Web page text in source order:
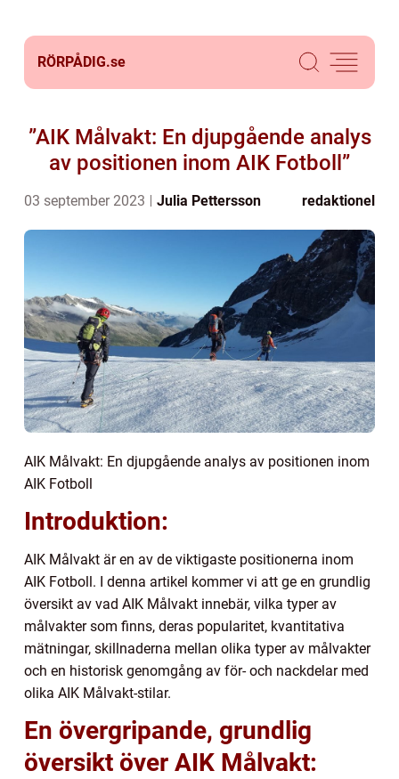
RÖRPÅDIG.se
”AIK Målvakt: En djupgående analys
av positionen inom AIK Fotboll”
03 september 2023 Julia Pettersson redaktionel
AIK Målvakt: En djupgående analys av positionen inom
AIK Fotboll
Introduktion:
AIK Målvakt är en av de viktigaste positionerna inom
AIK Fotboll. I denna artikel kommer vi att ge en grundlig
översikt av vad AIK Målvakt innebär, vilka typer av
målvakter som finns, deras popularitet, kvantitativa
mätningar, skillnaderna mellan olika typer av målvakter
och en historisk genomgång av för- och nackdelar med
olika AIK Målvakt-stilar.
En övergripande, grundlig
översikt över AIK Målvakt: